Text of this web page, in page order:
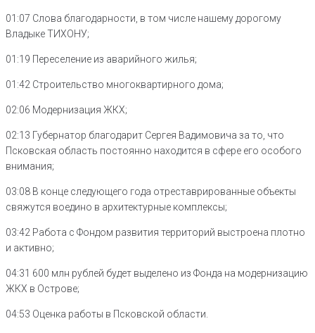
01:07 Слова благодарности, в том числе нашему дорогому
Владыке ТИХОНУ;
01:19 Переселение из аварийного жилья;
01:42 Строительство многоквартирного дома;
02:06 Модернизация ЖКХ;
02:13 Губернатор благодарит Сергея Вадимовича за то, что
Псковская область постоянно находится в сфере его особого
внимания;
03:08 В конце следующего года отреставрированные объекты
свяжутся воедино в архитектурные комплексы;
03:42 Работа с Фондом развития территорий выстроена плотно
и активно;
04:31 600 млн рублей будет выделено из Фонда на модернизацию
ЖКХ в Острове;
04:53 Оценка работы в Псковской области.